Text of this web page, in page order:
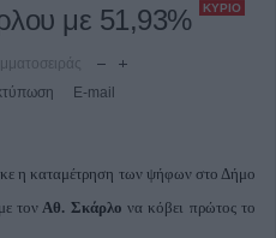
με 51,93%
ΚΎΡΙΟ
E-mail
η καταμέτρηση των ψήφων στο Δήμο
τονΑθ. Σκάρλο να κόβει πρώτος το